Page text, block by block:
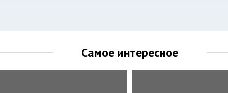
Самое интересное